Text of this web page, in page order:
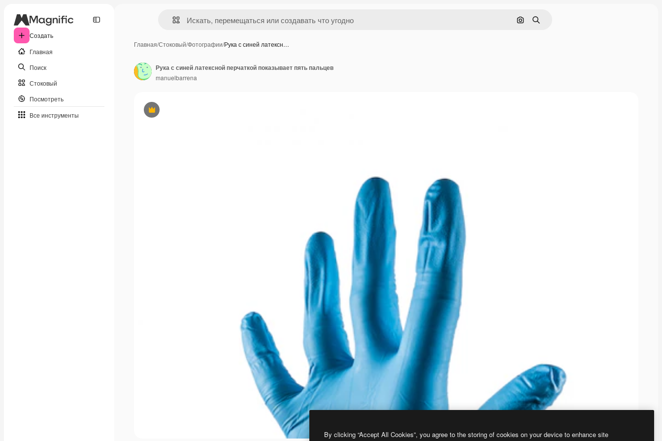
Создать
Главная
Поиск
Стоковый
Посмотреть
Все инструменты
Поиск по изображению
Поиск
Главная/Стоковый/Фотографии/Рука с синей латексн…
Премиум
Рука с синей латексной перчаткой показывает пять пальцев
manuelbarrena
By clicking “Accept All Cookies”, you agree to the storing of cookies on your device to enhance site